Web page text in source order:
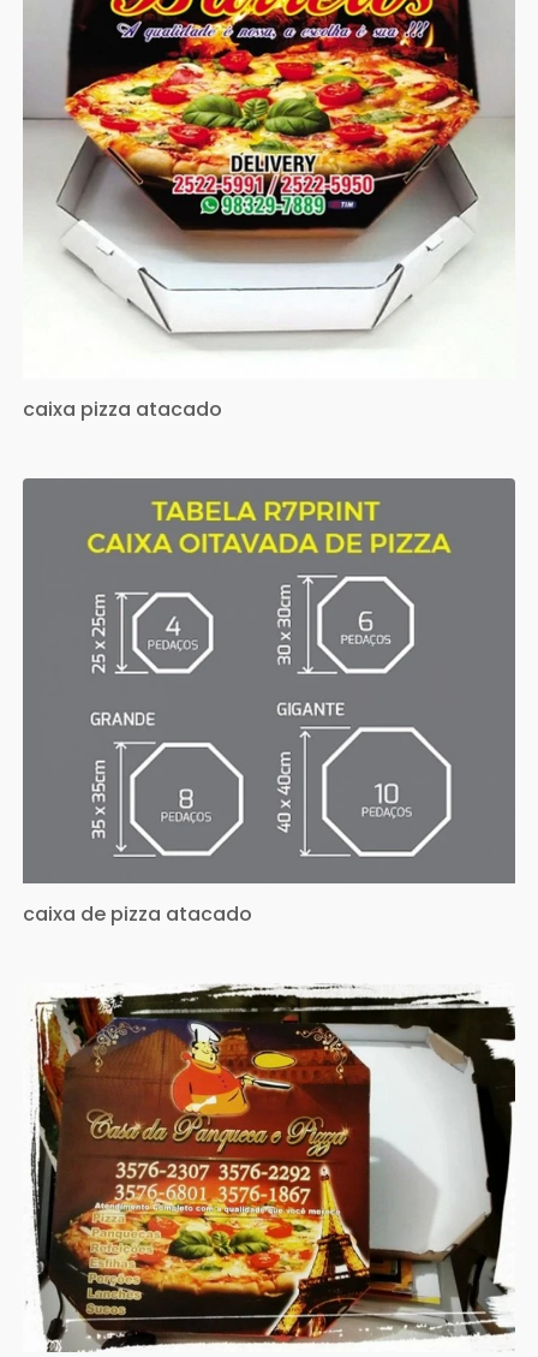
caixa pizza atacado
caixa de pizza atacado